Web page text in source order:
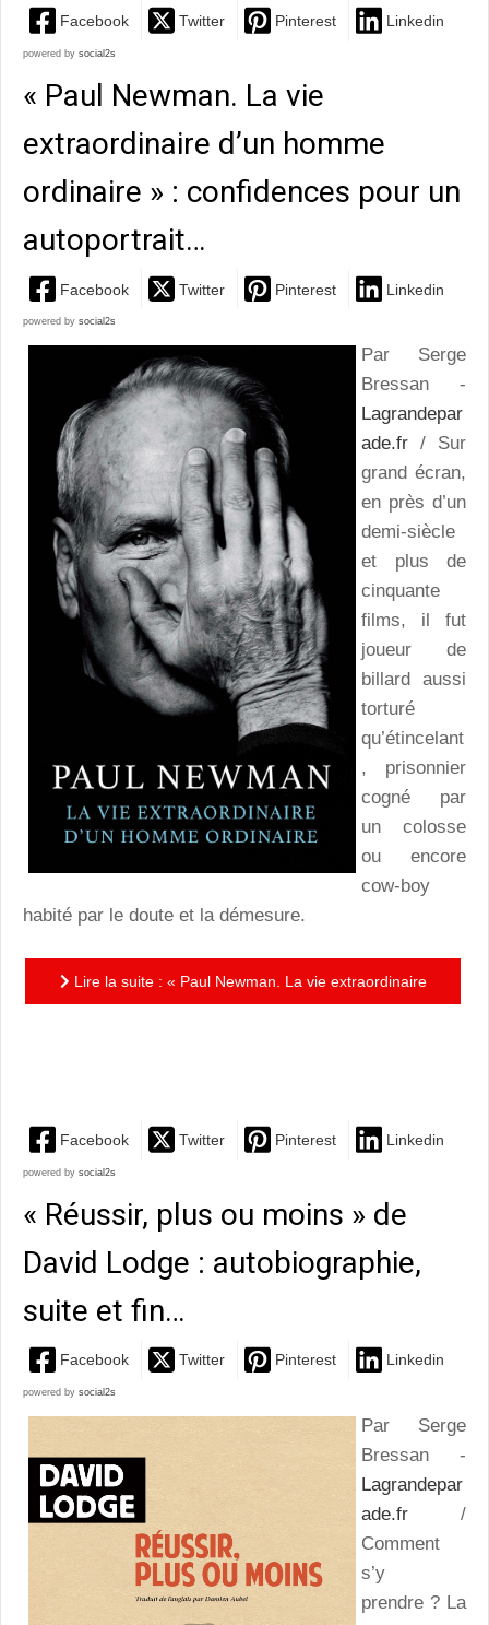
Facebook Twitter Pinterest Linkedin
powered by social2s
« Paul Newman. La vie
extraordinaire d’un homme
ordinaire » : confidences pour un
autoportrait…
Facebook Twitter Pinterest Linkedin
powered by social2s
Par Serge
Bressan -
Lagrandepar
ade.fr / Sur
grand écran,
en près d’un
demi-siècle
et plus de
cinquante
films, il fut
joueur de
billard aussi
torturé
qu’étincelant
, prisonnier
cogné par
un colosse
ou encore
cow-boy
habité par le doute et la démesure.
Lire la suite : « Paul Newman. La vie extraordinaire
Facebook Twitter Pinterest Linkedin
powered by social2s
« Réussir, plus ou moins » de
David Lodge : autobiographie,
suite et fin…
Facebook Twitter Pinterest Linkedin
powered by social2s
Par Serge
Bressan -
Lagrandepar
ade.fr /
Comment
s’y
prendre ? La